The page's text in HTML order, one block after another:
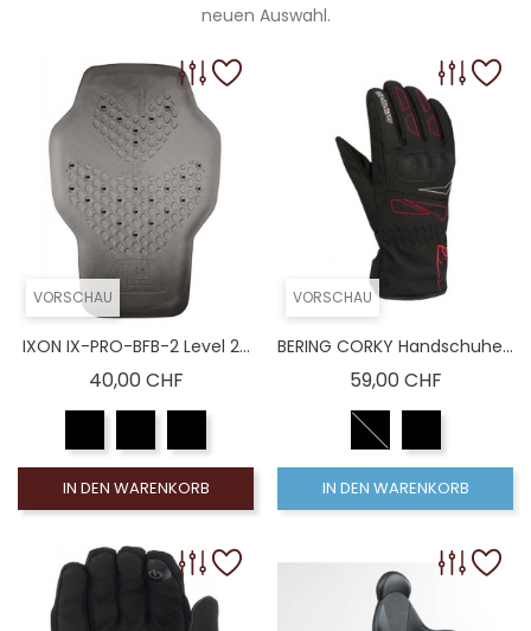
neuen Auswahl.
VORSCHAU
IXON IX-PRO-BFB-2 Level 2...
40,00 CHFPreis
IN DEN WARENKORB
VORSCHAU
BERING CORKY Handschuhe...
59,00 CHFPreis
IN DEN WARENKORB